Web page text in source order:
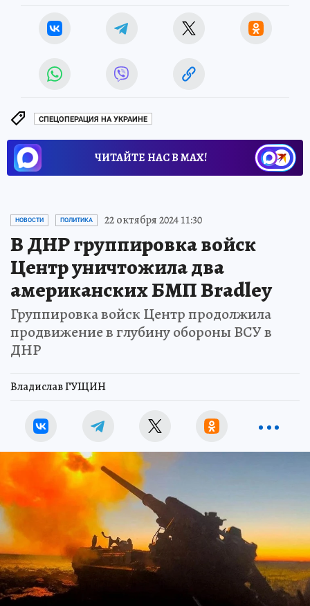
СПЕЦОПЕРАЦИЯ НА УКРАИНЕ
ЧИТАЙТЕ НАС В МАХ!
НОВОСТИ ПОЛИТИКА 22 октября 2024 11:30
В ДНР группировка войск
Центр уничтожила два
американских БМП Bradley
Группировка войск Центр продолжила
продвижение в глубину обороны ВСУ в
ДНР
Владислав ГУЩИН